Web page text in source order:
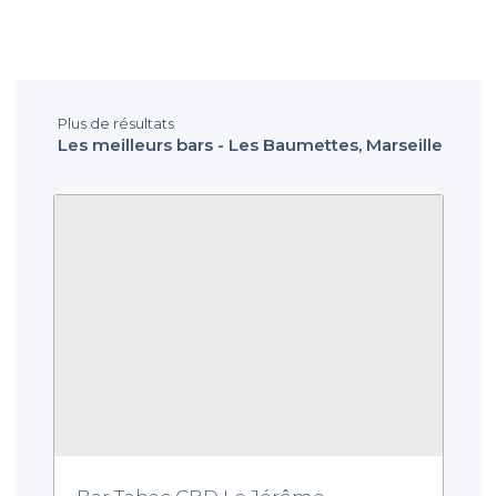
Plus de résultats
Les meilleurs bars - Les Baumettes, Marseille